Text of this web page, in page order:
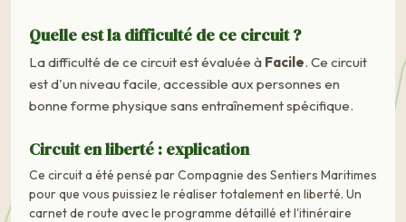
Quelle est la difficulté de ce circuit ?
La difficulté de ce circuit est évaluée à Facile. Ce circuit
est d'un niveau facile, accessible aux personnes en
bonne forme physique sans entraînement spécifique.
Circuit en liberté : explication
Ce circuit a été pensé par Compagnie des Sentiers Maritimes
pour que vous puissiez le réaliser totalement en liberté. Un
carnet de route avec le programme détaillé et l'itinéraire